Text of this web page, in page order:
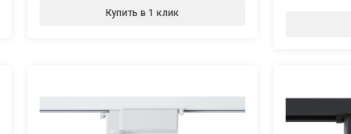
Купить в 1 клик